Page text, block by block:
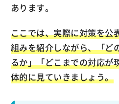
あります。
ここでは、実際に対策を公
組みを紹介しながら、「ど
るか」「どこまでの対応が
体的に見ていきましょう。